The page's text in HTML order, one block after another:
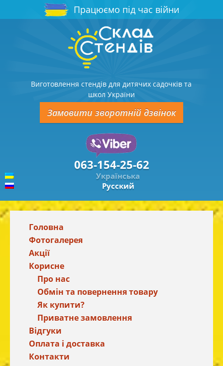
Працюємо під час війни
Виготовлення стендів для дитячих садочків та
школ України
Замовити зворотній дзвінок
063-154-25-62
Українська
Русский
Головна
Фотогалерея
Акції
Корисне
Про нас
Обмін та повернення товару
Як купити?
Приватне замовлення
Відгуки
Оплата і доставка
Контакти